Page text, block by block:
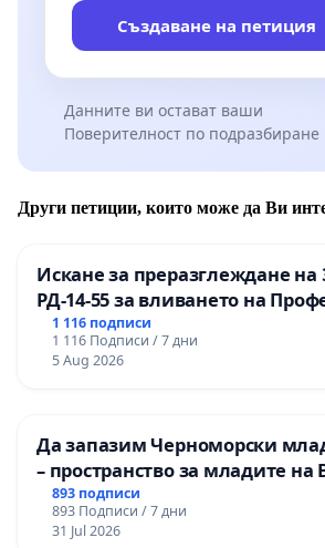
Създаване на петиция
Данните ви остават ваши
Поверителност по подразбиране
Други петиции, които може да Ви
Искане за преразглеждане
РД-14-55 за вливането на
гимназия по промишлени
Професионалната гимназия
мениджмънт – гр. Пазарджик
1 116 подписи
1 116 Подписи / 7 дни
5 Aug 2026
Да запазим Черноморски
– пространство за младите на
893 подписи
893 Подписи / 7 дни
31 Jul 2026